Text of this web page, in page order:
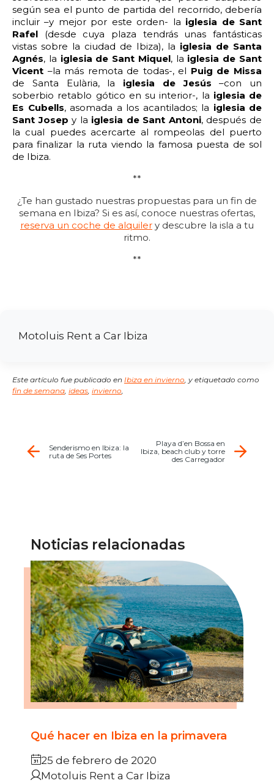
según sea el punto de partida del recorrido, debería
incluir –y mejor por este orden- la iglesia de Sant
Rafel (desde cuya plaza tendrás unas fantásticas
vistas sobre la ciudad de Ibiza), la iglesia de Santa
Agnés, la iglesia de Sant Miquel, la iglesia de Sant
Vicent –la más remota de todas-, el Puig de Missa
de Santa Eulària, la iglesia de Jesús –con un
soberbio retablo gótico en su interior-, la iglesia de
Es Cubells, asomada a los acantilados; la iglesia de
Sant Josep y la iglesia de Sant Antoni, después de
la cual puedes acercarte al rompeolas del puerto
para finalizar la ruta viendo la famosa puesta de sol
de Ibiza.
**
¿Te han gustado nuestras propuestas para un fin de
semana en Ibiza? Si es así, conoce nuestras ofertas,
reserva un coche de alquiler y descubre la isla a tu
ritmo.
**
Motoluis Rent a Car Ibiza
Este artículo fue publicado en Ibiza en invierno, y etiquetado como
fin de semana, ideas, invierno,
Senderismo en Ibiza: la
ruta de Ses Portes
Playa d’en Bossa en
Ibiza, beach club y torre
des Carregador
Noticias relacionadas
Qué hacer en Ibiza en la primavera
25 de febrero de 2020
Motoluis Rent a Car Ibiza